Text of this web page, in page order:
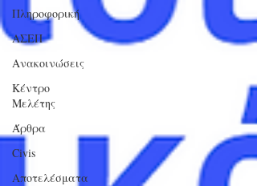
Πληροφορική
ΑΣΕΠ
Ανακοινώσεις
Κέντρο
Μελέτης
Άρθρα
Civis
Αποτελέσματα